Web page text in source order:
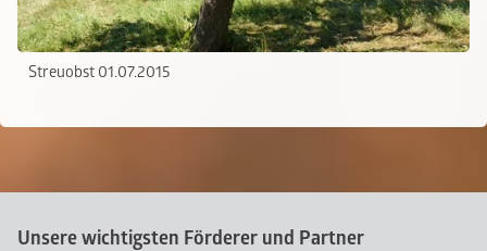
Streuobst 01.07.2015
Unsere wichtigsten Förderer und Partner